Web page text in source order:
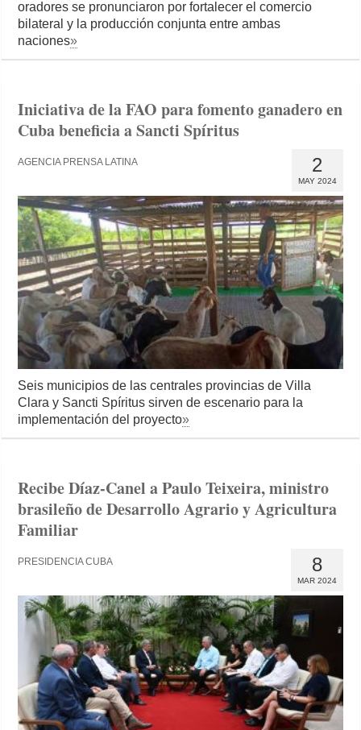
oradores se pronunciaron por fortalecer el comercio
bilateral y la producción conjunta entre ambas
naciones»
Iniciativa de la FAO para fomento ganadero en
Cuba beneficia a Sancti Spíritus
2
MAY 2024
AGENCIA PRENSA LATINA
Seis municipios de las centrales provincias de Villa
Clara y Sancti Spíritus sirven de escenario para la
implementación del proyecto»
Recibe Díaz-Canel a Paulo Teixeira, ministro
brasileño de Desarrollo Agrario y Agricultura
Familiar
8
MAR 2024
PRESIDENCIA CUBA